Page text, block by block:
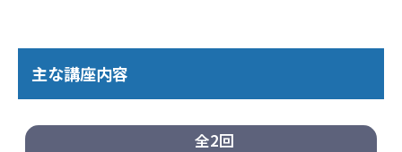
主な講座内容
全2回